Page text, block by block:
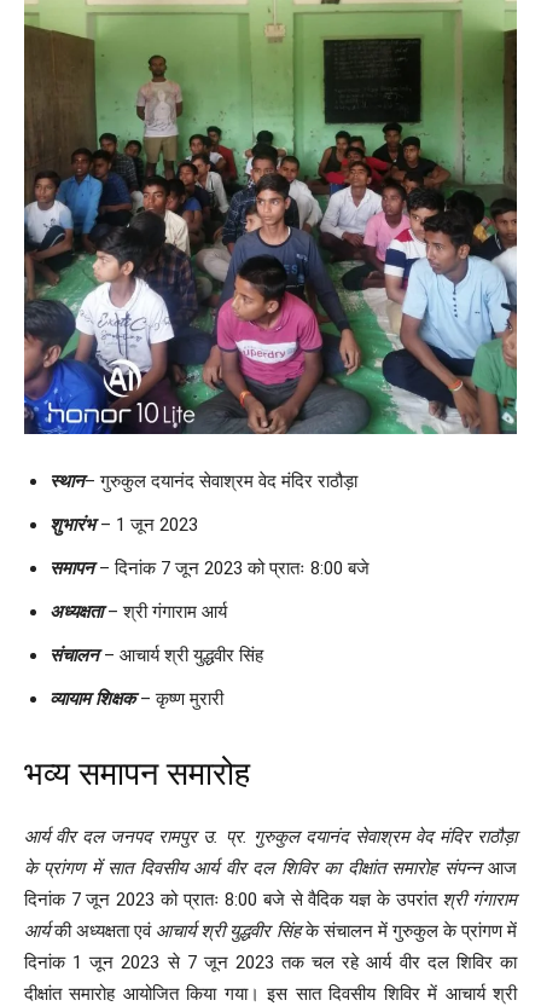
स्थान– गुरुकुल दयानंद सेवाश्रम वेद मंदिर राठौड़ा
शुभारंभ– 1 जून 2023
समापन– दिनांक 7 जून 2023 को प्रातः 8:00 बजे
अध्यक्षता– श्री गंगाराम आर्य
संचालन– आचार्य श्री युद्धवीर सिंह
व्यायाम शिक्षक– कृष्ण मुरारी
भव्य समापन समारोह
आर्य वीर दल जनपद रामपुर उ. प्र. गुरुकुल दयानंद सेवाश्रम वेद मंदिर राठौड़ा
के प्रांगण में सात दिवसीय आर्य वीर दल शिविर का दीक्षांत समारोह संपन्नआज
दिनांक 7 जून 2023 को प्रातः 8:00 बजे से वैदिक यज्ञ के उपरांत श्री गंगाराम
आर्यकी अध्यक्षता एवं आचार्य श्री युद्धवीर सिंहके संचालन में गुरुकुल के प्रांगण में
दिनांक 1 जून 2023 से 7 जून 2023 तक चल रहे आर्य वीर दल शिविर का
दीक्षांत समारोह आयोजित किया गया। इस सात दिवसीय शिविर में आचार्य श्री